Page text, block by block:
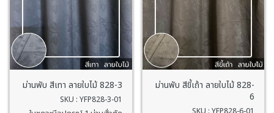
ม่านพับ สีเทา ลายใบไม้ 828-3
SKU : YFP828-3-01
ม่านพับ สีขี้เถ้า ลายใบไม้ 828-
6